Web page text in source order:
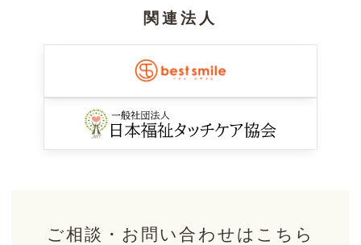
関連法人
ご相談・お問い合わせはこちら